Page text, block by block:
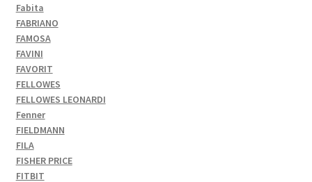
Fabita
FABRIANO
FAMOSA
FAVINI
FAVORIT
FELLOWES
FELLOWES LEONARDI
Fenner
FIELDMANN
FILA
FISHER PRICE
FITBIT